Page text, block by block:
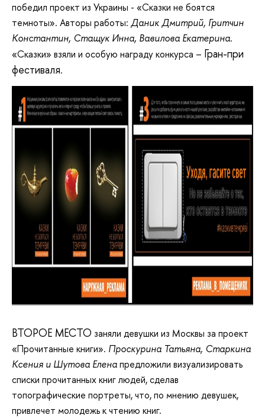
победил проект из Украины - «Сказки не боятся
темноты». Авторы работы: Даник Дмитрий, Гритчин
Константин, Стащук Инна, Вавилова Екатерина.
«Сказки» взяли и особую награду конкурса – Гран-при
фестиваля.
ВТОРОЕ МЕСТО заняли девушки из Москвы за проект
«Прочитанные книги». Проскурина Татьяна, Старкина
Ксения и Шутова Еленапредложили визуализировать
списки прочитанных книг людей, сделав
топографические портреты, что, по мнению девушек,
привлечет молодежь к чтению книг.